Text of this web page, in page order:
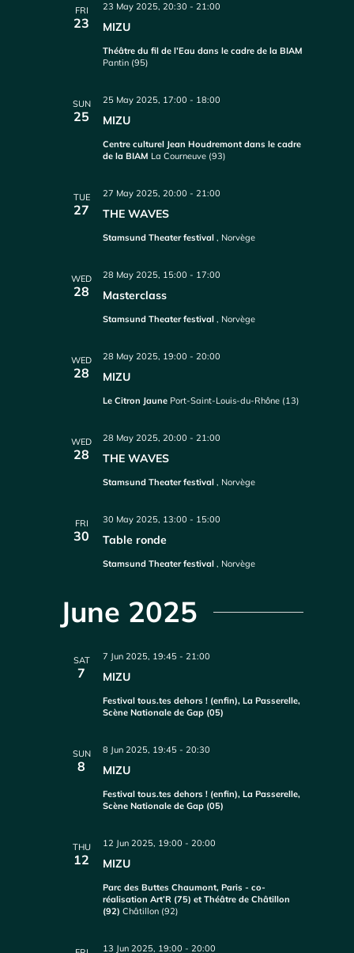
FRI
23 MIZU
23 May 2025, 20:30 -21:00
Théâtre du fil de l’Eau dans le cadre de la BIAM
Pantin (95)
SUN
25 MIZU
25 May 2025, 17:00 - 18:00
Centre culturel Jean Houdremont dans le cadre
de la BIAM La Courneuve (93)
TUE
27 THE WAVES
27 May 2025, 20:00 -21:00
Stamsund Theater festival, Norvège
WED
28 Masterclass
28 May 2025, 15:00 - 17:00
Stamsund Theater festival, Norvège
WED
28 MIZU
28 May 2025, 19:00 -20:00
Le Citron Jaune Port-Saint-Louis-du-Rhône (13)
WED
28 THE WAVES
28 May 2025, 20:00 -21:00
Stamsund Theater festival, Norvège
FRI
30 Table ronde
30 May 2025, 13:00 - 15:00
Stamsund Theater festival, Norvège
June 2025
SAT
7 MIZU
7 Jun 2025, 19:45 -21:00
Festival tous.tes dehors ! (enfin), La Passerelle,
Scène Nationale de Gap (05)
SUN
8 MIZU
8 Jun 2025, 19:45 -20:30
Festival tous.tes dehors ! (enfin), La Passerelle,
Scène Nationale de Gap (05)
THU
12 MIZU
12 Jun 2025, 19:00 -20:00
Parc des Buttes Chaumont, Paris - co-
réalisation Art’R (75) et Théâtre de Châtillon
(92)Châtillon (92)
13 Jun 2025, 19:00 -20:00